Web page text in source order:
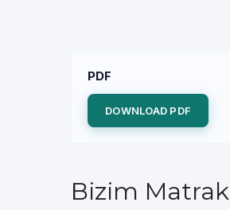
PDF
DOWNLOAD PDF
Bizim Matrak